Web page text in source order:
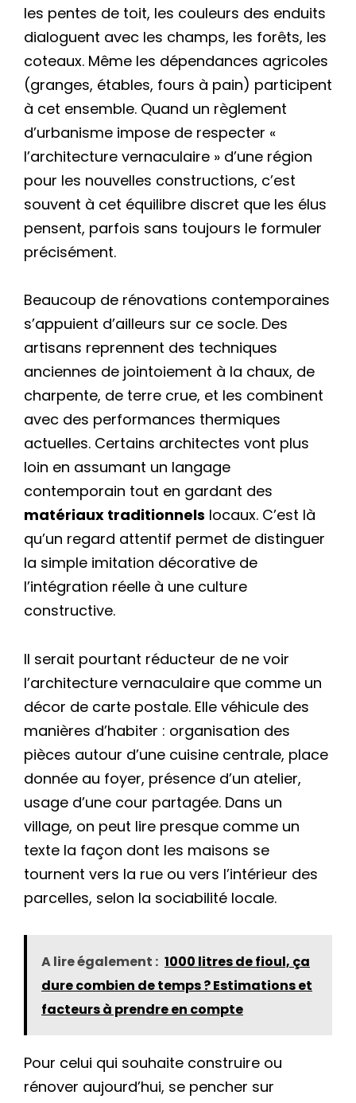
les pentes de toit, les couleurs des enduits
dialoguent avec les champs, les forêts, les
coteaux. Même les dépendances agricoles
(granges, étables, fours à pain) participent
à cet ensemble. Quand un règlement
d’urbanisme impose de respecter «
l’architecture vernaculaire » d’une région
pour les nouvelles constructions, c’est
souvent à cet équilibre discret que les élus
pensent, parfois sans toujours le formuler
précisément.
Beaucoup de rénovations contemporaines
s’appuient d’ailleurs sur ce socle. Des
artisans reprennent des techniques
anciennes de jointoiement à la chaux, de
charpente, de terre crue, et les combinent
avec des performances thermiques
actuelles. Certains architectes vont plus
loin en assumant un langage
contemporain tout en gardant des
matériaux traditionnels locaux. C’est là
qu’un regard attentif permet de distinguer
la simple imitation décorative de
l’intégration réelle à une culture
constructive.
Il serait pourtant réducteur de ne voir
l’architecture vernaculaire que comme un
décor de carte postale. Elle véhicule des
manières d’habiter : organisation des
pièces autour d’une cuisine centrale, place
donnée au foyer, présence d’un atelier,
usage d’une cour partagée. Dans un
village, on peut lire presque comme un
texte la façon dont les maisons se
tournent vers la rue ou vers l’intérieur des
parcelles, selon la sociabilité locale.
A lire également : 1000 litres de fioul, ça
dure combien de temps ? Estimations et
facteurs à prendre en compte
Pour celui qui souhaite construire ou
rénover aujourd’hui, se pencher sur